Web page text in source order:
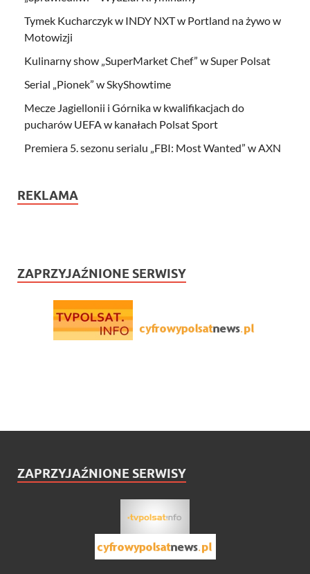
Tymek Kucharczyk w INDY NXT w Portland na żywo w
Motowizji
Kulinarny show „SuperMarket Chef” w Super Polsat
Serial „Pionek” w SkyShowtime
Mecze Jagiellonii i Górnika w kwalifikacjach do
pucharów UEFA w kanałach Polsat Sport
Premiera 5. sezonu serialu „FBI: Most Wanted” w AXN
REKLAMA
ZAPRZYJAŹNIONE SERWISY
ZAPRZYJAŹNIONE SERWISY